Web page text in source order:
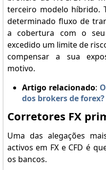
terceiro modelo híbrido.
determinado fluxo de
a cobertura com o
excedido um limite de
compensar a sua
motivo.
Artigo relacionado:
dos brokers de forex?
Corretores FX
Uma das alegações
activos em FX e CFD é
os bancos.